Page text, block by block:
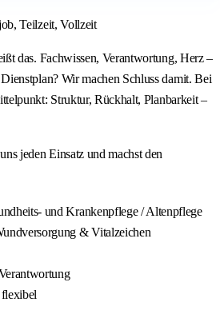
Teilzeit, Vollzeit
das. Fachwissen, Verantwortung, Herz –
Wir machen Schluss damit. Bei
Struktur, Rückhalt, Planbarkeit –
jeden Einsatz und machst den
und Krankenpflege / Altenpflege
& Vitalzeichen